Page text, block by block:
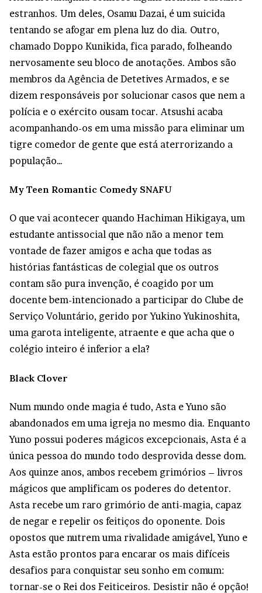
estranhos. Um deles, Osamu Dazai, é um suicida
tentando se afogar em plena luz do dia. Outro,
chamado Doppo Kunikida, fica parado, folheando
nervosamente seu bloco de anotações. Ambos são
membros da Agência de Detetives Armados, e se
dizem responsáveis por solucionar casos que nem a
polícia e o exército ousam tocar. Atsushi acaba
acompanhando-os em uma missão para eliminar um
tigre comedor de gente que está aterrorizando a
população…
My Teen Romantic Comedy SNAFU
O que vai acontecer quando Hachiman Hikigaya, um
estudante antissocial que não não a menor tem
vontade de fazer amigos e acha que todas as
histórias fantásticas de colegial que os outros
contam são pura invenção, é coagido por um
docente bem-intencionado a participar do Clube de
Serviço Voluntário, gerido por Yukino Yukinoshita,
uma garota inteligente, atraente e que acha que o
colégio inteiro é inferior a ela?
Black Clover
Num mundo onde magia é tudo, Asta e Yuno são
abandonados em uma igreja no mesmo dia. Enquanto
Yuno possui poderes mágicos excepcionais, Asta é a
única pessoa do mundo todo desprovida desse dom.
Aos quinze anos, ambos recebem grimórios – livros
mágicos que amplificam os poderes do detentor.
Asta recebe um raro grimório de anti-magia, capaz
de negar e repelir os feitiços do oponente. Dois
opostos que nutrem uma rivalidade amigável, Yuno e
Asta estão prontos para encarar os mais difíceis
desafios para conquistar seu sonho em comum:
tornar-se o Rei dos Feiticeiros. Desistir não é opção!